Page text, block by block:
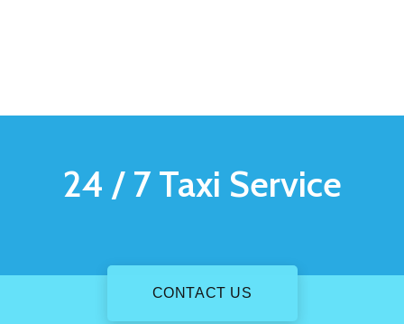
24 / 7 Taxi Service
CONTACT US